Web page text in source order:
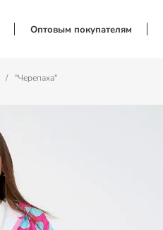
Оптовым покупателям
/ "Черепаха"